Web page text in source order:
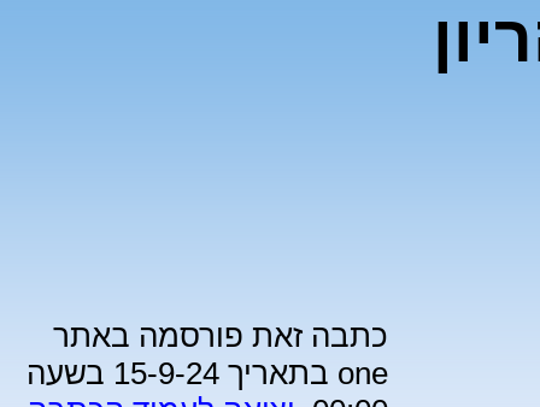
כתבה זאת פורסמה באתר
one בתאריך 15-9-24 בשעה